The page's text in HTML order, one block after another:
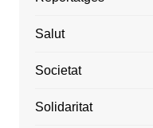
Salut
Societat
Solidaritat